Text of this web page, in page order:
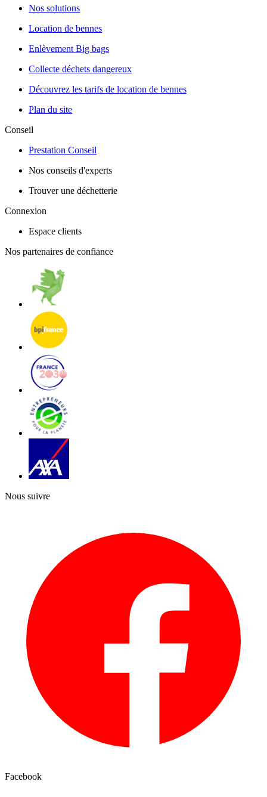
Nos solutions
Location de bennes
Enlèvement Big bags
Collecte déchets dangereux
Découvrez les tarifs de location de bennes
Plan du site
Conseil
Prestation Conseil
Nos conseils d'experts
Trouver une déchetterie
Connexion
Espace clients
Nos partenaires de confiance
Nous suivre
Facebook